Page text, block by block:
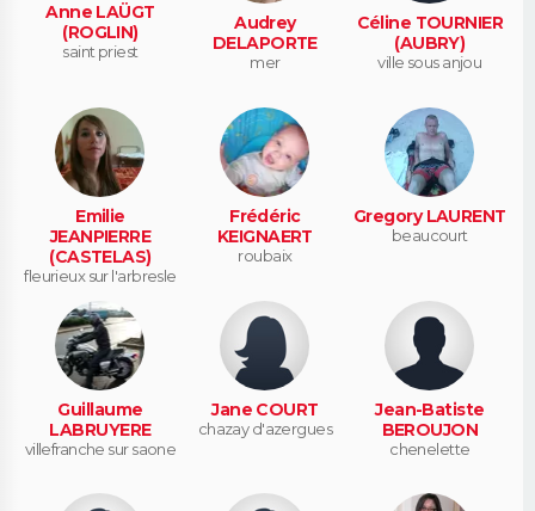
Anne LAÜGT
(ROGLIN)
saint priest
Audrey
DELAPORTE
mer
Céline TOURNIER
(AUBRY)
ville sous anjou
Emilie
JEANPIERRE
(CASTELAS)
fleurieux sur l'arbresle
Frédéric
KEIGNAERT
roubaix
Gregory LAURENT
beaucourt
Guillaume
LABRUYERE
villefranche sur saone
Jane COURT
chazay d'azergues
Jean-Batiste
BEROUJON
chenelette